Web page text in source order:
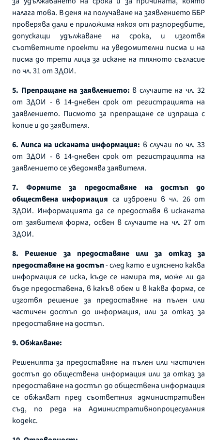
налага това. В деня на получаване на заявлението ББР
проверява дали е приложима някоя от разпоредбите,
допускащи удължаване на срока, и изготвя
съответните проекти на уведомителни писма и на
писма до трети лица за искане на тяхното съгласие
по чл. 31 от ЗДОИ.
5. Препращане на заявлението: в случаите на чл. 32
от ЗДОИ - в 14-дневен срок от регистрацията на
заявлението. Писмото за препращане се изпраща с
копие и до заявителя.
6. Липса на исканата информация: в случаи по чл. 33
от ЗДОИ - в 14-дневен срок от регистрацията на
заявлението се уведомява заявителя.
7. Формите за предоставяне на достъп до
обществена информация са изброени в чл. 26 от
ЗДОИ. Информацията да се предоставя в исканата
от заявителя форма, освен в случаите на чл. 27 от
ЗДОИ.
8. Решение за предоставяне или за отказ за
предоставяне на достъп- след като е изяснено каква
информация се иска, къде се намира тя, може ли да
бъде предоставена, в какъв обем и в каква форма, се
изготвя решение за предоставяне на пълен или
частичен достъп до информация, или за отказ за
предоставяне на достъп.
9. Обжалване:
Решенията за предоставяне на пълен или частичен
достъп до обществена информация или за отказ за
предоставяне на достъп до обществена информация
се обжалват пред съответния административен
съд, по реда на Административнопроцесуалния
кодекс.